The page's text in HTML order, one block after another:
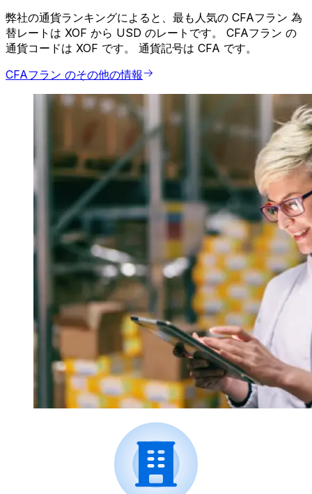
弊社の通貨ランキングによると、最も人気の CFAフラン 為
替レートは XOF から USD のレートです。 CFAフラン の
通貨コードは XOF です。 通貨記号は CFA です。
CFAフラン のその他の情報